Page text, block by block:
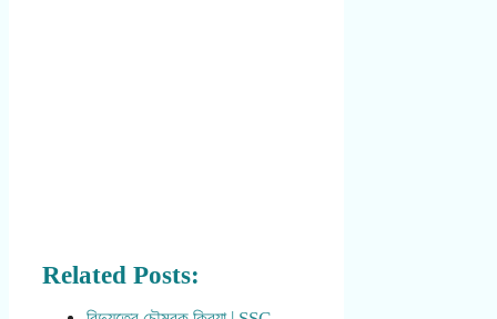
Related Posts: